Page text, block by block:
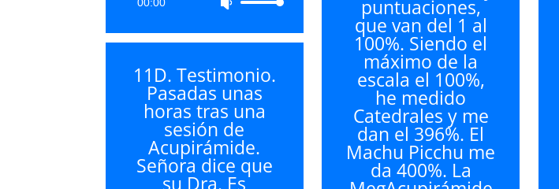
flecha
arriba/abajo
para
aumentar
o
disminuir
el
11D. Testimonio.
Pasadas unas
horas tras una
sesión de
Acupirámide.
Señora dice que
su Dra. Es
puntuaciones,
que van del 1 al
100%. Siendo el
máximo de la
escala el 100%,
he medido
Catedrales y me
dan el 396%. El
Machu Picchu me
da 400%. La